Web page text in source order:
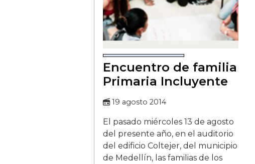
Encuentro de familia
Primaria Incluyente
19 agosto 2014
El pasado miércoles 13 de agosto
del presente año, en el auditorio
del edificio Coltejer, del municipio
de Medellín, las familias de los